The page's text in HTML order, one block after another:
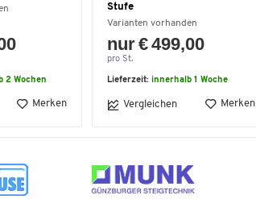
2 Wochen
Merken
Stufe
Varianten vorhanden
nur € 499,00
pro St.
Lieferzeit: innerhalb 1 Woche
Vergleichen Merken